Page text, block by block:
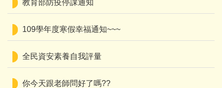
教育部防疫停課通知
109學年度寒假幸福通知~~~
全民資安素養自我評量
你今天跟老師問好了嗎??